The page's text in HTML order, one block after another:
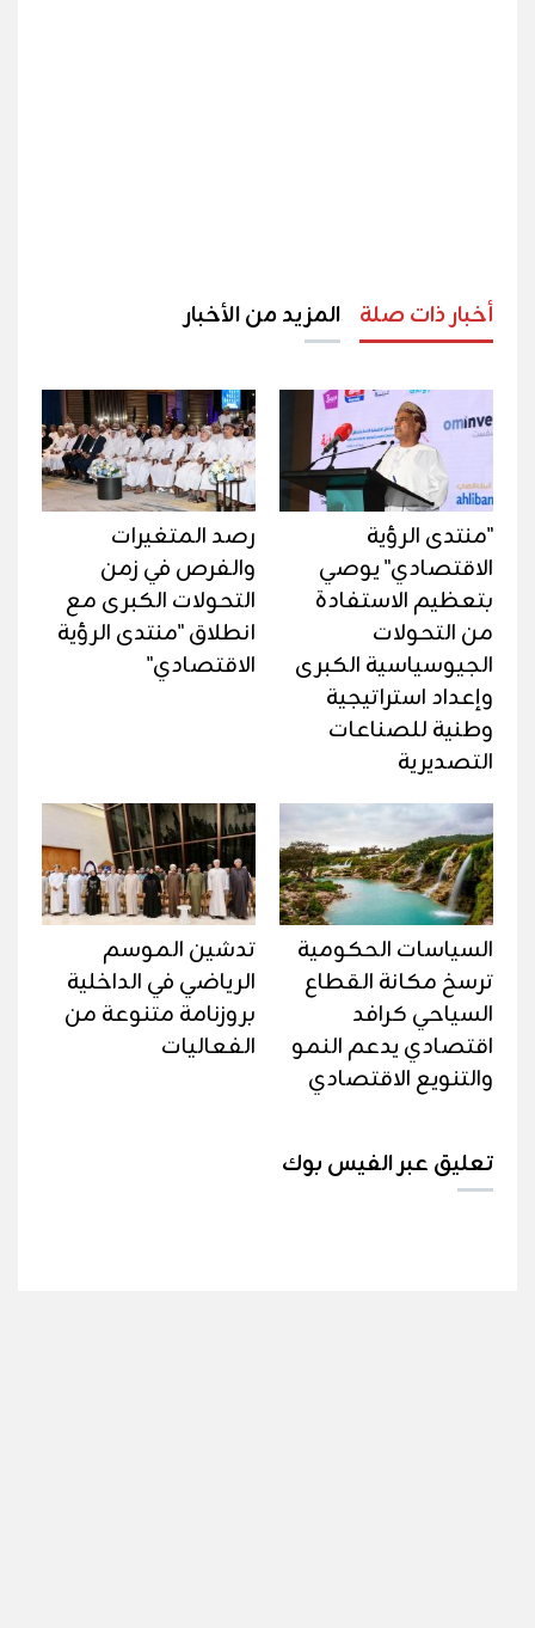
أخبار ذات صلة المزيد من الأخبار
"منتدى الرؤية
الاقتصادي" يوصي
بتعظيم الاستفادة
من التحولات
الجيوسياسية الكبرى
وإعداد استراتيجية
وطنية للصناعات
التصديرية
رصد المتغيرات
والفرص في زمن
التحولات الكبرى مع
انطلاق "منتدى الرؤية
الاقتصادي"
السياسات الحكومية
ترسخ مكانة القطاع
السياحي كرافد
اقتصادي يدعم النمو
والتنويع الاقتصادي
تدشين الموسم
الرياضي في الداخلية
بروزنامة متنوعة من
الفعاليات
تعليق عبر الفيس بوك